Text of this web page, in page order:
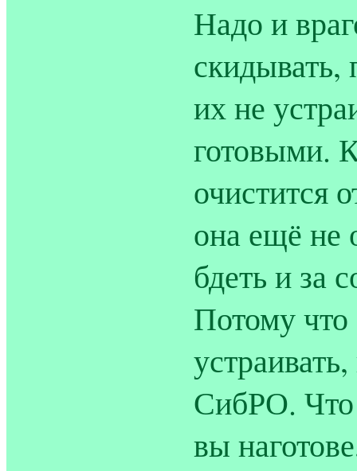
Надо и
скидывать,
их не
готовыми.
очистится
она ещё не
бдеть и за
Потому что
СибРО. Что
вы